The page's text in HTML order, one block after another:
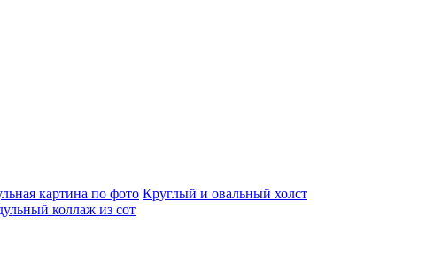
картина по фото Круглый и овальный холст
коллаж из сот